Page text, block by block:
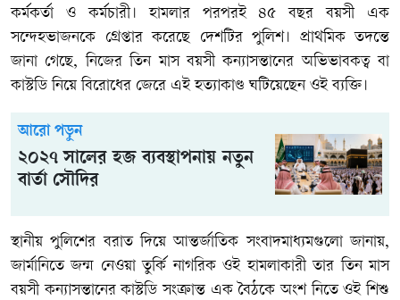
কর্মকর্তা ও কর্মচারী। হামলার পরপরই ৪৫ বছর বয়সী এক
সন্দেহভাজনকে গ্রেপ্তার করেছে দেশটির পুলিশ। প্রাথমিক তদন্তে
জানা গেছে, নিজের তিন মাস বয়সী কন্যাসন্তানের অভিভাবকত্ব বা
কাস্টডি নিয়ে বিরোধের জেরে এই হত্যাকাণ্ড ঘটিয়েছেন ওই ব্যক্তি।
আরো পড়ুন
২০২৭ সালের হজ ব্যবস্থাপনায় নতুন
বার্তা সৌদির
স্থানীয় পুলিশের বরাত দিয়ে আন্তর্জাতিক সংবাদমাধ্যমগুলো জানায়,
জার্মানিতে জন্ম নেওয়া তুর্কি নাগরিক ওই হামলাকারী তার তিন মাস
বয়সী কন্যাসন্তানের কাস্টডি সংক্রান্ত এক বৈঠকে অংশ নিতে ওই শিশু